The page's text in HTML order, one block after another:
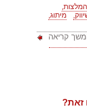
המלצות,
מיתוג,
קריאה
זאת?